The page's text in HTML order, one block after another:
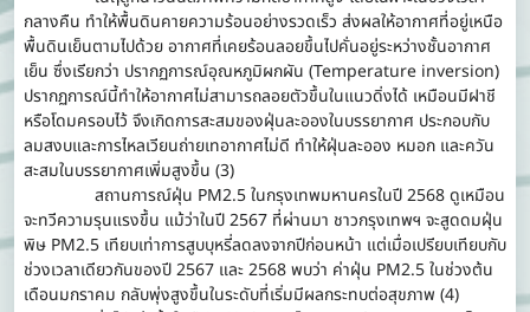
กลางคืน ทำให้พื้นดินคายความร้อนอย่างรวดเร็ว ส่งผลให้อากาศที่อยู่เหนือ
พื้นดินเย็นตามไปด้วย อากาศที่เคยร้อนลอยขึ้นไปคั่นอยู่ระหว่างชั้นอากาศ
เย็น ซึ่งเรียกว่า ปรากฏการณ์อุณหภูมิผกผัน (Temperature inversion)
ปรากฏการณ์นี้ทำให้อากาศไม่สามารถลอยตัวขึ้นในแนวดิ่งได้ เหมือนมีฝาชี
หรือโดมครอบไว้ จึงเกิดการสะสมของฝุ่นละอองในบรรยากาศ ประกอบกับ
ลมสงบและการไหลเวียนถ่ายเทอากาศไม่ดี ทำให้ฝุ่นละออง หมอก และควัน
สะสมในบรรยากาศเพิ่มสูงขึ้น (3)
สถานการณ์ฝุ่น PM2.5 ในกรุงเทพมหานครในปี 2568 ดูเหมือน
จะทวีความรุนแรงขึ้น แม้ว่าในปี 2567 ที่ผ่านมา ชาวกรุงเทพฯ จะสูดดมฝุ่น
พิษ PM2.5 เทียบเท่าการสูบบุหรี่ลดลงจากปีก่อนหน้า แต่เมื่อเปรียบเทียบกับ
ช่วงเวลาเดียวกันของปี 2567 และ 2568 พบว่า ค่าฝุ่น PM2.5 ในช่วงต้น
เดือนมกราคม กลับพุ่งสูงขึ้นในระดับที่เริ่มมีผลกระทบต่อสุขภาพ (4)